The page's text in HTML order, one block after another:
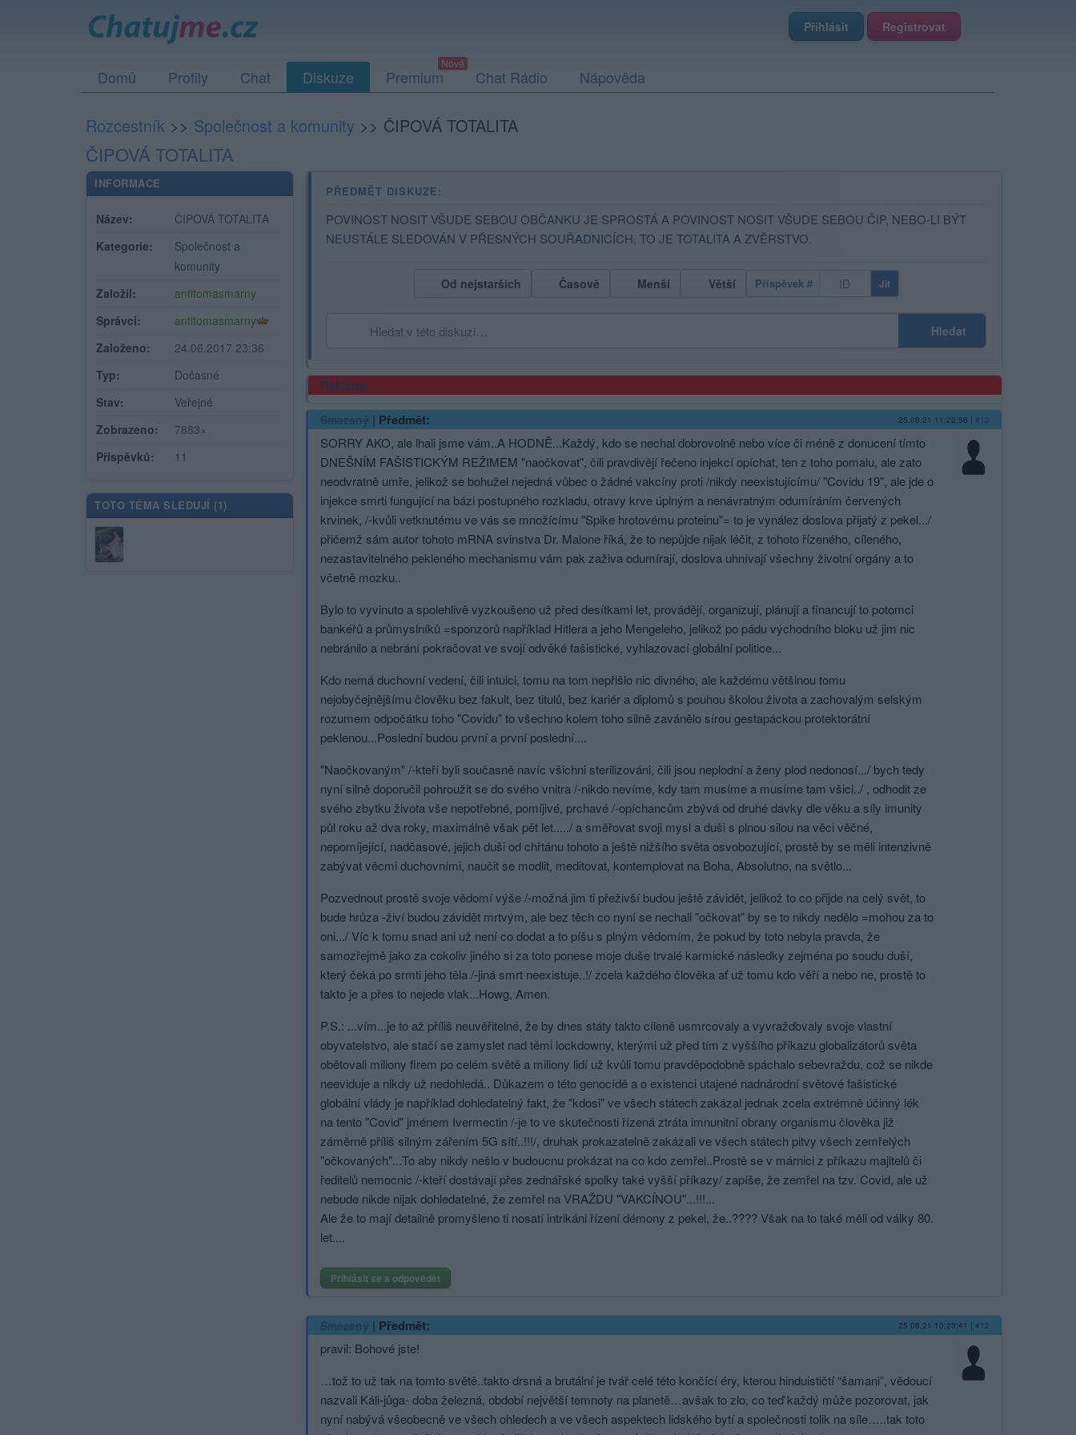
Přihlásit Registrovat
Domů Profily Chat Diskuze Premium Chat Rádio Nápověda
Rozcestník >> Společnost a komunity >> ČIPOVÁ TOTALITA
ČIPOVÁ TOTALITA
INFORMACE
Název:
ČIPOVÁ TOTALITA
Kategorie:
Společnost a
komunity
Založil:
antitomasmarny
Správci:
antitomasmarny
Založeno:
24.06.2017 23:36
Typ:
Dočasné
Stav:
Veřejné
Zobrazeno:
7883×
Příspěvků:
11
TOTO TÉMA SLEDUJÍ (1)
PŘEDMĚT DISKUZE:
POVINOST NOSIT VŠUDE SEBOU OBČANKU JE SPROSTÁ A POVINOST NOSIT VŠUDE SEBOU ČIP, NEBO-LI BÝT
NEUSTÁLE SLEDOVÁN V PŘESNÝCH SOUŘADNICÍCH, TO JE TOTALITA A ZVĚRSTVO.
Od nejstarších Časově Menší Větší Příspěvek # Jít
Hledat
Reklama
Smazaný | Předmět: 25.08.21 11:22:56 | #13
SORRY AKO, ale lhali jsme vám..A HODNĚ...Každý, kdo se nechal dobrovolně nebo více či méně z donucení tímto
DNEŠNÍM FAŠISTICKÝM REŽIMEM "naočkovat", čili pravdivějí řečeno injekcí opíchat, ten z toho pomalu, ale zato
neodvratně umře, jelikož se bohužel nejedná vůbec o žádné vakcíny proti /nikdy neexistujícímu/ "Covidu 19", ale jde o
injekce smrti fungující na bázi postupného rozkladu, otravy krve úplným a nenávratným odumíráním červených
krvinek, /-kvůli vetknutému ve vás se množícímu "Spike hrotovému proteinu"= to je vynález doslova přijatý z pekel.../
přičemž sám autor tohoto mRNA svinstva Dr. Malone říká, že to nepůjde nijak léčit, z tohoto řízeného, cíleného,
nezastavitelného pekleného mechanismu vám pak zaživa odumírají, doslova uhnívají všechny životní orgány a to
včetně mozku..
Bylo to vyvinuto a spolehlivě vyzkoušeno už před desítkami let, provádějí, organizují, plánují a financují to potomci
bankéřů a průmyslníků =sponzorů například Hitlera a jeho Mengeleho, jelikož po pádu východního bloku už jim nic
nebránilo a nebrání pokračovat ve svojí odvěké fašistické, vyhlazovací globální politice...
Kdo nemá duchovní vedení, čili intuici, tomu na tom nepřišlo nic divného, ale každému většinou tomu
nejobyčejnějšímu člověku bez fakult, bez titulů, bez kariér a diplomů s pouhou školou života a zachovalým selským
rozumem odpočátku toho "Covidu" to všechno kolem toho silně zavánělo sírou gestapáckou protektorátní
peklenou...Poslední budou první a první poslední....
"Naočkovaným" /-kteří byli současně navíc všichni sterilizováni, čili jsou neplodní a ženy plod nedonosí.../ bych tedy
nyní silně doporučil pohroužit se do svého vnitra /-nikdo nevíme, kdy tam musíme a musíme tam všici../ , odhodit ze
svého zbytku života vše nepotřebné, pomíjivé, prchavé /-opíchancům zbývá od druhé dávky dle věku a síly imunity
půl roku až dva roky, maximálně však pět let...../ a směřovat svoji mysl a duši s plnou silou na věci věčné,
nepomíjející, nadčasové, jejich duši od chřtánu tohoto a ještě nižšího světa osvobozující, prostě by se měli intenzivně
zabývat věcmi duchovními, naučit se modlit, meditovat, kontemplovat na Boha, Absolutno, na světlo...
Pozvednout prostě svoje vědomí výše /-možná jim ti přeživší budou ještě závidět, jelikož to co přijde na celý svět, to
bude hrůza -živí budou závidět mrtvým, ale bez těch co nyní se nechali "očkovat" by se to nikdy nedělo =mohou za to
oni.../ Víc k tomu snad ani už není co dodat a to píšu s plným vědomím, že pokud by toto nebyla pravda, že
samozřejmě jako za cokoliv jiného si za toto ponese moje duše trvalé karmické následky zejména po soudu duší,
který čeká po srmti jeho těla /-jiná smrt neexistuje..!/ zcela každého člověka ať už tomu kdo věří a nebo ne, prostě to
takto je a přes to nejede vlak...Howg, Amen.
P.S.: ...vím...je to až příliš neuvěřitelné, že by dnes státy takto cíleně usmrcovaly a vyvražďovaly svoje vlastní
obyvatelstvo, ale stačí se zamyslet nad těmi lockdowny, kterými už před tím z vyššího příkazu globalizátorů světa
obětovali miliony firem po celém světě a miliony lidí už kvůli tomu pravděpodobně spáchalo sebevraždu, což se nikde
neeviduje a nikdy už nedohledá.. Důkazem o této genocídě a o existenci utajené nadnárodní světové fašistické
globální vlády je například dohledatelný fakt, že "kdosi" ve všech státech zakázal jednak zcela extrémně účinný lék
na tento "Covid" jménem Ivermectin /-je to ve skutečnosti řízená ztráta imnunitní obrany organismu člověka již
záměrně příliš silným zářením 5G sítí..!!!/, druhak prokazatelně zakázali ve všech státech pitvy všech zemřelých
"očkovaných"...To aby nikdy nešlo v budoucnu prokázat na co kdo zemřel..Prostě se v márnici z příkazu majitelů či
ředitelů nemocnic /-kteří dostávají přes zednářské spolky také vyšší příkazy/ zapíše, že zemřel na tzv. Covid, ale už
nebude nikde nijak dohledatelné, že zemřel na VRAŽDU "VAKCÍNOU"...!!!...
Ale že to mají detailně promyšleno ti nosatí intrikáni řízení démony z pekel, že..???? Však na to také měli od války 80.
let....
Přihlásit se a odpovědět
Smazaný | Předmět: 25.08.21 10:23:41 | #12
pravil: Bohové jste!
…tož to už tak na tomto světě..takto drsná a brutální je tvář celé této končící éry, kterou hinduističtí “šamani”, vědoucí
nazvali Káli-jůga- doba železná, období největší temnoty na planetě…avšak to zlo, co teď každý může pozorovat, jak
nyní nabývá všeobecně ve všech ohledech a ve všech aspektech lidského bytí a společnosti tolik na síle…..tak toto